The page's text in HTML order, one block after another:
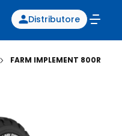
Distributore
FARM IMPLEMENT 800R